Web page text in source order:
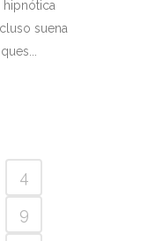
hipnótica
suena
4
9